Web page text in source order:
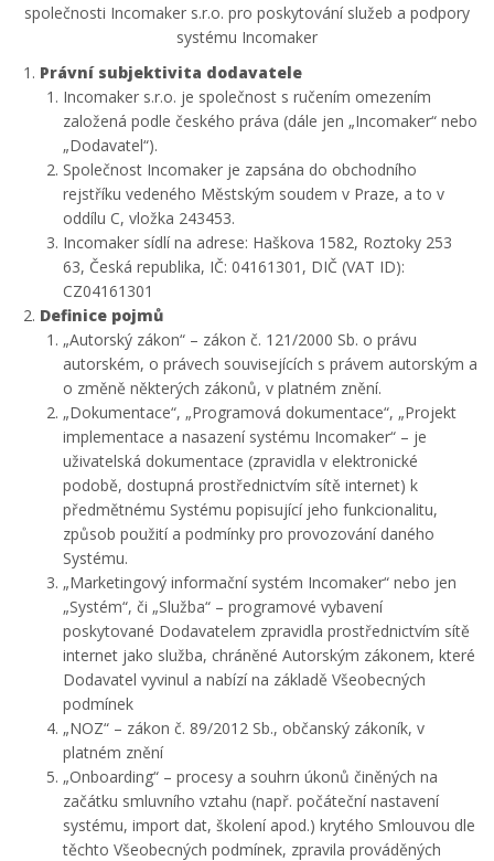
společnosti Incomaker s.r.o. pro poskytování služeb a podpory
systému Incomaker
Právní subjektivita dodavatele
Incomaker s.r.o. je společnost s ručením omezením
založená podle českého práva (dále jen „Incomaker“ nebo
„Dodavatel“).
Společnost Incomaker je zapsána do obchodního
rejstříku vedeného Městským soudem v Praze, a to v
oddílu C, vložka 243453.
Incomaker sídlí na adrese: Haškova 1582, Roztoky 253
63, Česká republika, IČ: 04161301, DIČ (VAT ID):
CZ04161301
Definice pojmů
„Autorský zákon“ – zákon č. 121/2000 Sb. o právu
autorském, o právech souvisejících s právem autorským a
o změně některých zákonů, v platném znění.
„Dokumentace“, „Programová dokumentace“, „Projekt
implementace a nasazení systému Incomaker“ – je
uživatelská dokumentace (zpravidla v elektronické
podobě, dostupná prostřednictvím sítě internet) k
předmětnému Systému popisující jeho funkcionalitu,
způsob použití a podmínky pro provozování daného
Systému.
„Marketingový informační systém Incomaker“ nebo jen
„Systém“, či „Služba“ – programové vybavení
poskytované Dodavatelem zpravidla prostřednictvím sítě
internet jako služba, chráněné Autorským zákonem, které
Dodavatel vyvinul a nabízí na základě Všeobecných
podmínek
„NOZ“ – zákon č. 89/2012 Sb., občanský zákoník, v
platném znění
„Onboarding“ – procesy a souhrn úkonů činěných na
začátku smluvního vztahu (např. počáteční nastavení
systému, import dat, školení apod.) krytého Smlouvou dle
těchto Všeobecných podmínek, zpravila prováděných